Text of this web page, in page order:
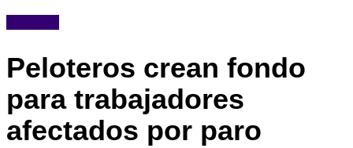
Peloteros crean fondo
para trabajadores
afectados por paro